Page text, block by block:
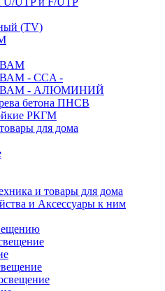
(TV)
- CCA -
- АЛЮМИНИЙ
бетона ПНСВ
РКГМ
для дома
и товары для дома
и Аксессуары к ним